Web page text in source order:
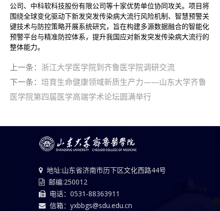
公司、中科软科技股份有限公司等十家优势单位协同攻关。项目将
围绕全球变化驱动下新发突发传染病大流行风险机制、智慧预警关
键技术与防控策略开展系统研究，旨在构建多源数据融合的智能化
预警平台与精准防控体系，提升我国应对新发突发传染病大流行的
整体能力。
上一条： 浙江大学医学院到齐鲁医学院调研交流
下一条： 培育生命健康领域新质生产力——山东大学齐鲁
医学院第四届医学高端学术论坛圆满举行
地址:山东省济南市历下区文化西路44号
邮编:250012
电话：0531-88363911
信箱：yxbbgs@sdu.edu.cn